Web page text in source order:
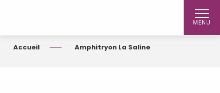
MENU
Accueil Amphitryon La Saline